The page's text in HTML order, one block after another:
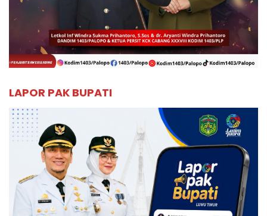
LAPOR PAK BUPATI